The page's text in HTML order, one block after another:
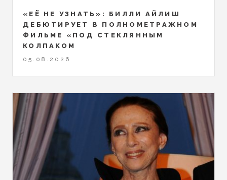
«ЕЁ НЕ УЗНАТЬ»: БИЛЛИ АЙЛИШ
ДЕБЮТИРУЕТ В ПОЛНОМЕТРАЖНОМ
ФИЛЬМЕ «ПОД СТЕКЛЯННЫМ
КОЛПАКОМ
05.08.2026